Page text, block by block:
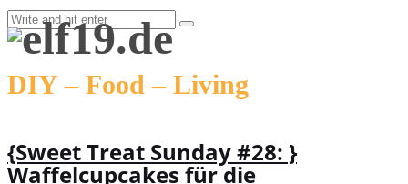
DIY – Food – Living
{Sweet Treat Sunday #28: }
Waffelcupcakes für die